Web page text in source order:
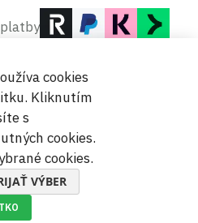
Megamix s.r.o.
cookies
Kliknutím
s
cookies.
cookies.
VÝBER